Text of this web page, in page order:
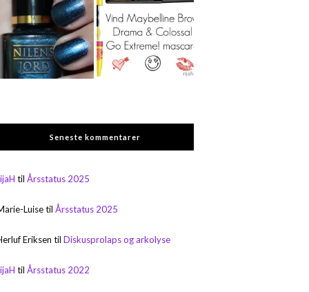
Seneste kommentarer
tilÅrsstatus 2025
LuisetilÅrsstatus 2025
Eriksen tilDiskusprolaps og arkolyse
tilÅrsstatus 2022